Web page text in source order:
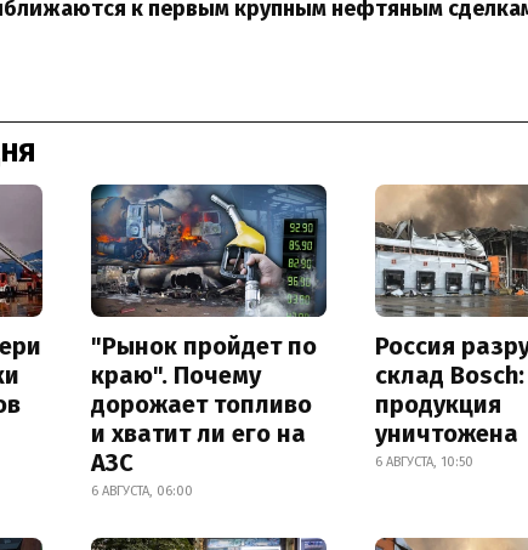
к первым крупным нефтяным
"Рынок пройдет по
краю". Почему
дорожает топливо
и хватит ли его на
АЗС
6 АВГУСТА, 06:00
Россия
склад Bosch:
продукция
уничтожена
6 АВГУСТА, 10:50